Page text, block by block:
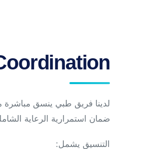
لدينا فريق طبي ينسق مباشرة
ضمان استمرارية الرعاية
التنسيق يشمل: